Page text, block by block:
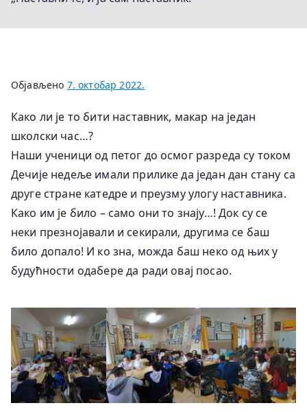
Објављено 7. октобар 2022.
Како ли је то бити наставник, макар на један
школски час…?
Наши ученици од петог до осмог разреда су током
Дечије недеље имали прилике да један дан стану са
друге стране катедре и преузму улогу наставника.
Како им је било – само они то знају…! Док су се
неки презнојавали и секирали, другима се баш
било допало! И ко зна, можда баш неко од њих у
будућности одабере да ради овај посао.